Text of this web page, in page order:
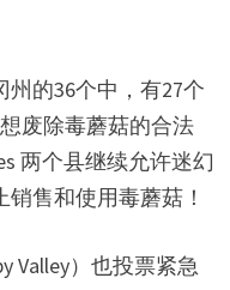
州的36个中，有27个
废除毒蘑菇的合法
两个县继续允许迷幻
售和使用毒蘑菇！
Valley）也投票紧急